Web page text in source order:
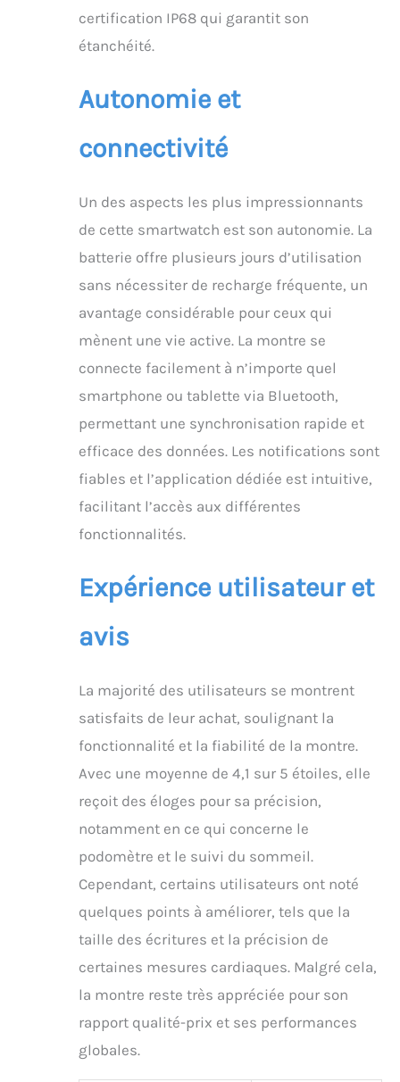
certification IP68 qui garantit son
étanchéité.
Autonomie et
connectivité
Un des aspects les plus impressionnants
de cette smartwatch est son autonomie. La
batterie offre plusieurs jours d’utilisation
sans nécessiter de recharge fréquente, un
avantage considérable pour ceux qui
mènent une vie active. La montre se
connecte facilement à n’importe quel
smartphone ou tablette via Bluetooth,
permettant une synchronisation rapide et
efficace des données. Les notifications sont
fiables et l’application dédiée est intuitive,
facilitant l’accès aux différentes
fonctionnalités.
Expérience utilisateur et
avis
La majorité des utilisateurs se montrent
satisfaits de leur achat, soulignant la
fonctionnalité et la fiabilité de la montre.
Avec une moyenne de 4,1 sur 5 étoiles, elle
reçoit des éloges pour sa précision,
notamment en ce qui concerne le
podomètre et le suivi du sommeil.
Cependant, certains utilisateurs ont noté
quelques points à améliorer, tels que la
taille des écritures et la précision de
certaines mesures cardiaques. Malgré cela,
la montre reste très appréciée pour son
rapport qualité-prix et ses performances
globales.